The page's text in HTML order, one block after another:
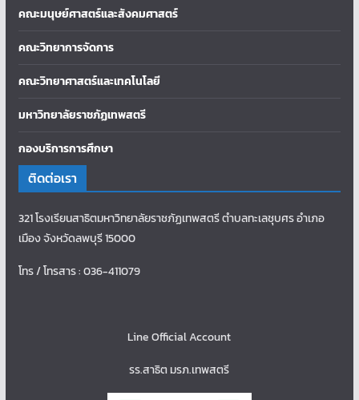
คณะมนุษย์ศาสตร์และสังคมศาสตร์
คณะวิทยาการจัดการ
คณะวิทยาศาสตร์และเทคโนโลยี
มหาวิทยาลัยราชภัฏเทพสตรี
กองบริการการศึกษา
ติดต่อเรา
321 โรงเรียนสาธิตมหาวิทยาลัยราชภัฏเทพสตรี ตำบลทะเลชุบศร อำเภอ
เมือง จังหวัดลพบุรี 15000
โทร / โทรสาร : 036-411079
Line Official Account
รร.สาธิต มรภ.เทพสตรี